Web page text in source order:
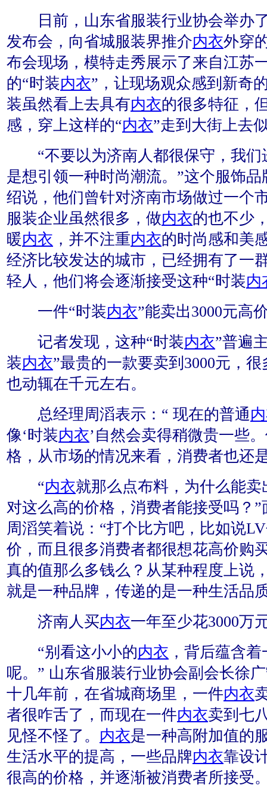
日前，山东省服装行业协会举办
发布会，向省城服装界推介内衣外穿
布会现场，模特走秀展示了来自江苏
的“时装内衣”，让现场观众感到新奇
装虽然看上去具有内衣的很多特征，
感，穿上这样的“内衣”走到大街上去
“不要以为济南人都很保守，我们
是想引领一种时尚潮流。”这个服饰
绍说，他们曾针对济南市场做过一个
服装企业虽然很多，做内衣的也不少
暖内衣 ，并不注重内衣的时尚感和美
经济比较发达的城市，已经拥有了一
轻人，他们将会逐渐接受这种“时装内
一件“时装内衣”能卖出3000元高
记者发现，这种“时装内衣”普遍
装内衣”最贵的一款要卖到3000元，很
也动辄在千元左右。
总经理周滔表示：“ 现在的普通
像‘时装内衣’自然会卖得稍微贵一些
格，从市场的情况来看，消费者也还
“内衣就那么点布料，为什么能
对这么高的价格，消费者能接受吗？
周滔笑着说：“打个比方吧，比如说
价，而且很多消费者都很想花高价购
真的值那么多钱么？从某种程度上说
就是一种品牌，传递的是一种生活品
济南人买内衣一年至少花3000万
“别看这小小的内衣 ，背后蕴含
呢。” 山东省服装行业协会副会长徐
十几年前，在省城商场里，一件内衣
者很咋舌了，而现在一件内衣卖到七
见怪不怪了。 内衣是一种高附加值的
生活水平的提高，一些品牌内衣靠设
很高的价格，并逐渐被消费者所接受